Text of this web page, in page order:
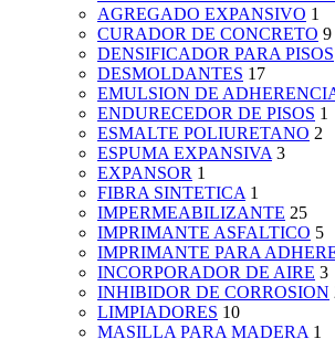
AGREGADO EXPANSIVO 1
CURADOR DE CONCRETO 9
DENSIFICADOR PARA PISOS
DESMOLDANTES 17
EMULSION DE
ENDURECEDOR DE PISOS 1
ESMALTE POLIURETANO 2
ESPUMA EXPANSIVA 3
EXPANSOR 1
FIBRA SINTETICA 1
IMPERMEABILIZANTE 25
IMPRIMANTE ASFALTICO 5
IMPRIMANTE PARA
INCORPORADOR DE AIRE 3
INHIBIDOR DE CORROSION
LIMPIADORES 10
MASILLA PARA MADERA 1